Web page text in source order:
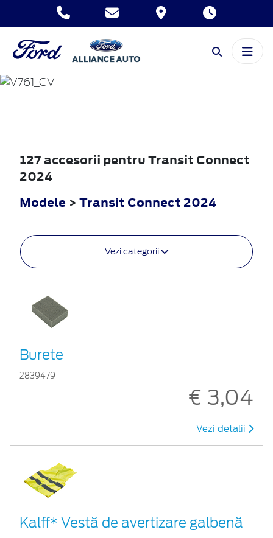
TRANSIT
CONNECT
127 accesorii pentru Transit Connect
2024
Modele > Transit Connect 2024
Vezi categorii
Burete
2839479
€ 3,04
Vezi detalii
Kalff* Vestă de avertizare galbenă